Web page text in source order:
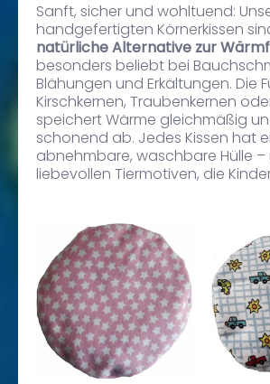
Sanft, sicher und wohltuend:
handgefertigten Körnerkissen
natürliche Alternative zur
besonders beliebt bei
Blähungen und Erkältungen. Die
Kirschkernen, Traubenkernen
speichert Wärme gleichmäßig
schonend ab. Jedes Kissen hat
abnehmbare, waschbare Hülle
liebevollen Tiermotiven, die